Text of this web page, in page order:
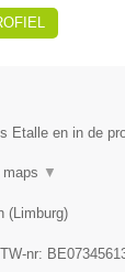
Etalle en in de
▼
(Limburg)
nr: